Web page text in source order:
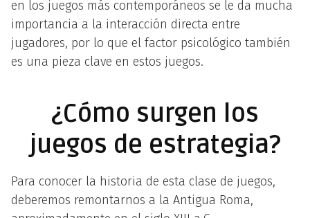
en los juegos más contemporáneos se le da mucha
importancia a la interacción directa entre
jugadores, por lo que el factor psicológico también
es una pieza clave en estos juegos.
¿Cómo surgen los
juegos de estrategia?
Para conocer la historia de esta clase de juegos,
deberemos remontarnos a la Antigua Roma,